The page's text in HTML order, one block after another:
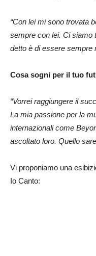
“Con lei mi sono trovata
sempre con lei. Ci siamo
detto è di essere sempre
Cosa sogni per il tuo
“Vorrei raggiungere il
La mia passione per la
internazionali come
ascoltato loro. Quello
Vi proponiamo una
Io Canto: